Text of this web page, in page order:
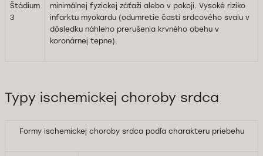
Štádium
3
minimálnej fyzickej záťaži alebo v pokoji. Vysoké riziko
infarktu myokardu (odumretie časti srdcového svalu v
dôsledku náhleho prerušenia krvného obehu v
koronárnej tepne).
Typy ischemickej choroby srdca
Formy ischemickej choroby srdca podľa charakteru priebehu